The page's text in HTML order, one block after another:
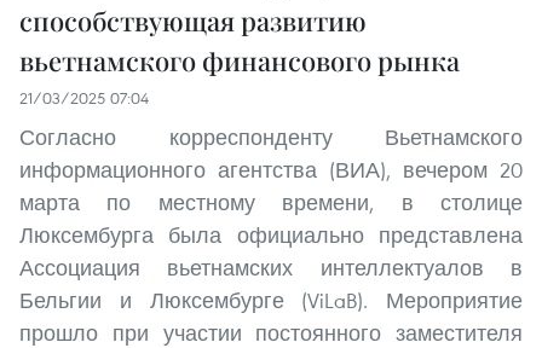
способствующая развитию
вьетнамского финансового рынка
21/03/2025 07:04
Согласно корреспонденту Вьетнамского
информационного агентства (ВИА), вечером 20
марта по местному времени, в столице
Люксембурга была официально представлена
Ассоциация вьетнамских интеллектуалов в
Бельгии и Люксембурге (ViLaB). Мероприятие
прошло при участии постоянного заместителя